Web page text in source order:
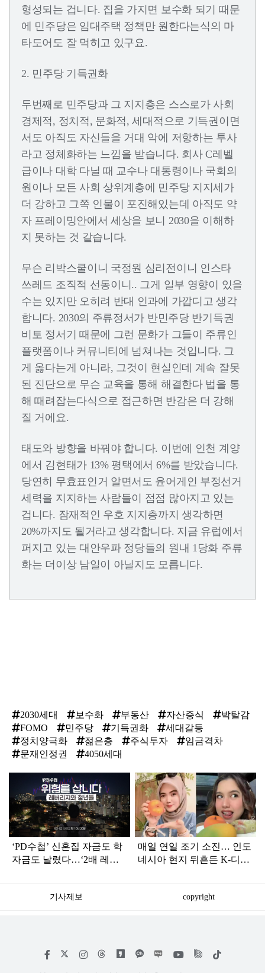
형성되는 겁니다. 집을 가지면 보수화 되기 때문
에 민주당은 임대주택 정책만 원한다는식의 마
타도어도 잘 먹히고 있구요.
2. 민주당 기득권화
두번째로 민주당과 그 지지층은 스스로가 사회
경제적, 정치적, 문화적, 세대적으로 기득권이면
서도 아직도 자신들을 거대 악에 저항하는 투사
라고 정체화하는 느낌을 받습니다. 회사 C레벨
급이나 대학 다닐 때 교수나 대통령이나 국회의
원이나 모든 사회 상위계층에 민주당 지지세가
더 강하고 그쪽 인물이 포진해있는데 아직도 약
자 프레이밍안에서 세상을 보니 2030을 이해하
지 못하는 것 같습니다.
무슨 리박스쿨이니 국정원 심리전이니 인스타
쓰레드 조직적 선동이니.. 그게 일부 영향이 있을
수는 있지만 오히려 반대 인과에 가깝디고 생각
합니다. 2030의 주류정서가 반민주당 반기득권
비토 정서기 때문에 그런 문화가 그들이 주류인
플랫폼이나 커뮤니티에 넘쳐나는 것입니다. 그
게 옳다는게 아니라, 그것이 현실인데 계속 잘못
된 진단으로 무슨 교육을 통해 해결한다 법을 통
해 때려잡는다식으로 접근하면 반감은 더 강해
질 거에요.
태도와 방향을 바꿔야 합니다. 이번에 인천 계양
에서 김현태가 13% 평택에서 6%를 받았습니다.
당연히 무효표인거 알면서도 윤어게인 부정선거
세력을 지지하는 사람들이 점점 많아지고 있는
겁니다. 잠재적인 우호 지지층까지 생각하면
20%까지도 될거라고 생각합니다. 지금 유럽에서
퍼지고 있는 대안우파 정당들의 원내 1당화 주류
화는 더이상 남일이 아닐지도 모릅니다.
2030세대 보수화 부동산 자산증식
박탈감
FOMO
민주당 기득권화
세대갈등
정치양극화
젊은층 주식투자
임금격차
문재인정권
4050세대
인
‘PD수첩’ 신혼집 자금도 학
자금도 날렸다…‘2배 레버
매일 연일 조기 소진… 인도
네시아 현지 뒤흔든 K-디저
기사제보 copyright
페
인
위
틱